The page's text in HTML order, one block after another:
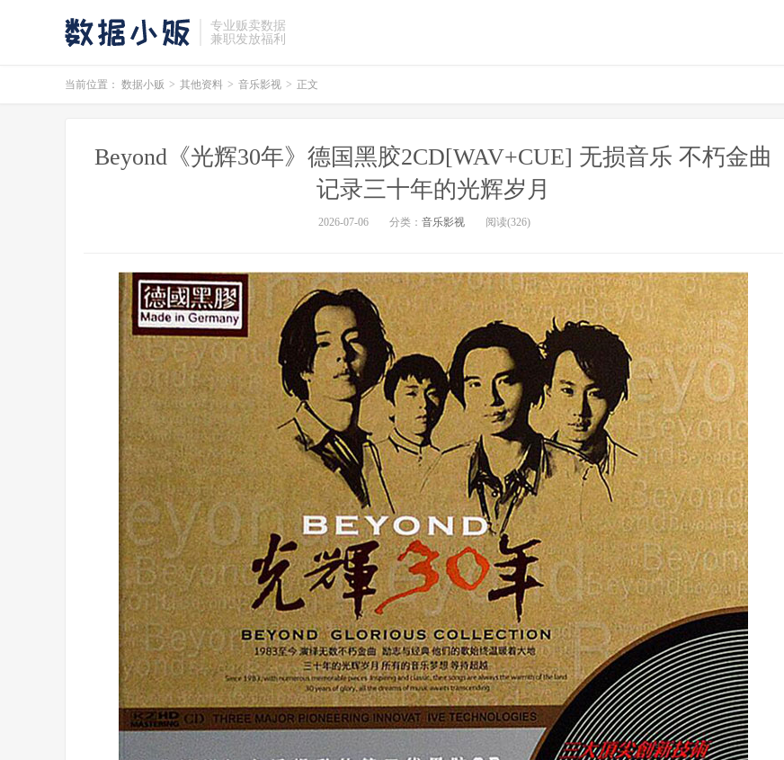
专业贩卖数据
兼职发放福利
当前位置： 数据小贩 > 其他资料 > 音乐影视 > 正文
Beyond《光辉30年》德国黑胶2CD[WAV+CUE] 无损音乐 不朽金曲
记录三十年的光辉岁月
2026-07-06 分类： 音乐影视 阅读(326)